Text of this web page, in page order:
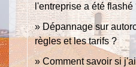
l'entreprise a été flashé
Dépannage sur
règles et les tarifs ?
Comment savoir si